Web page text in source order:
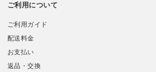
ご利用について
ご利用ガイド
配送料金
お支払い
返品・交換